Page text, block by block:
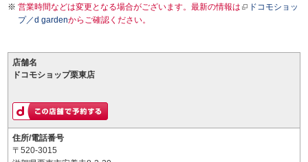
営業時間などは変更となる場合がございます。最新の情報は
ドコモショッ
プ／d gardenからご確認ください。
店舗名
ドコモショップ栗東店
住所/電話番号
〒520-3015